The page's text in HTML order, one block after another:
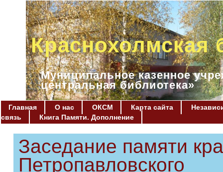
Краснохолмская
Муниципальное казенное
центральная библиотека»
Главная О нас ОКСМ Карта сайта
связь
Книга Памяти. Дополнение
Заседание памяти
Петропавловского